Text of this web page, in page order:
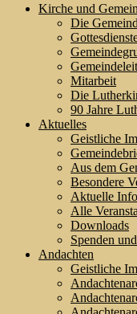
Kirche und
Die
Mitarbeit
Die
90 Jahre
Aktuelles
Geistliche
Aus dem
Besondere
Aktuelle
Alle
Downloads
Spenden
Andachten
Geistliche